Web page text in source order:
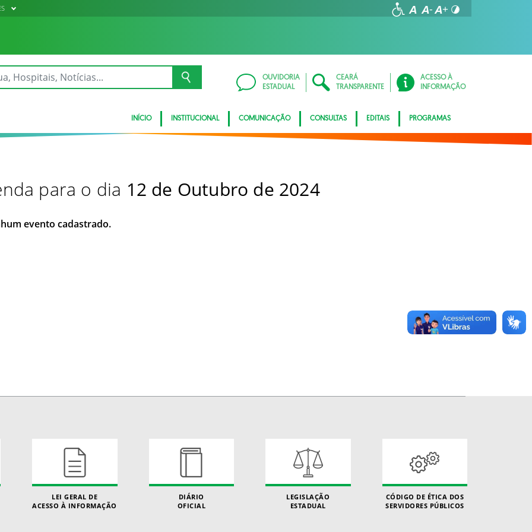
OUVIDORIA
ESTADUAL
CEARÁ
TRANSPARENTE
ACESSO À
INFORMAÇÃO
INÍCIO INSTITUCIONAL COMUNICAÇÃO CONSULTAS EDITAIS PROGRAMAS
para o dia 12 de Outubro de 2024
evento cadastrado.
LEI GERAL DE
ACESSO À INFORMAÇÃO
DIÁRIO
OFICIAL
LEGISLAÇÃO
ESTADUAL
CÓDIGO DE ÉTICA DOS
SERVIDORES PÚBLICOS